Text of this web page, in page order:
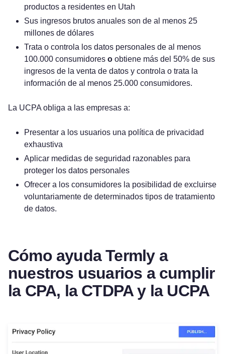
productos a residentes en Utah
Sus ingresos brutos anuales son de al menos 25
millones de dólares
Trata o controla los datos personales de al menos
100.000 consumidores o obtiene más del 50% de sus
ingresos de la venta de datos y controla o trata la
información de al menos 25.000 consumidores.
La UCPA obliga a las empresas a:
Presentar a los usuarios una política de privacidad
exhaustiva
Aplicar medidas de seguridad razonables para
proteger los datos personales
Ofrecer a los consumidores la posibilidad de excluirse
voluntariamente de determinados tipos de tratamiento
de datos.
Cómo ayuda Termly a
nuestros usuarios a cumplir
la CPA, la CTDPA y la UCPA